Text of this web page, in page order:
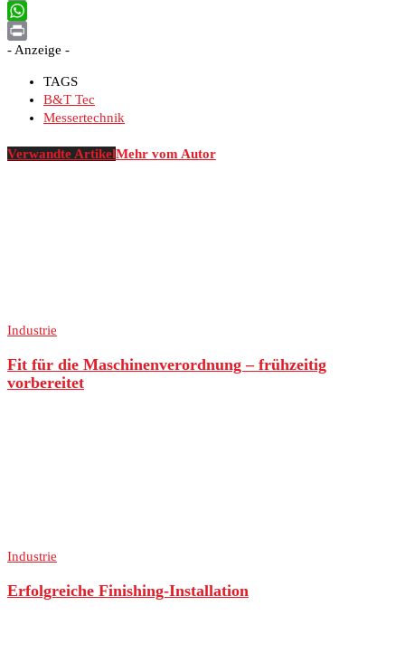
Email
WhatsApp
Print
- Anzeige -
TAGS
B&T Tec
Messertechnik
Verwandte ArtikelMehr vom Autor
Industrie
Fit für die Maschinenverordnung – frühzeitig
vorbereitet
Industrie
Erfolgreiche Finishing-Installation